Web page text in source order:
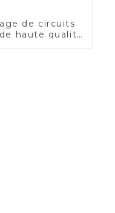
de circuits
haute qualité